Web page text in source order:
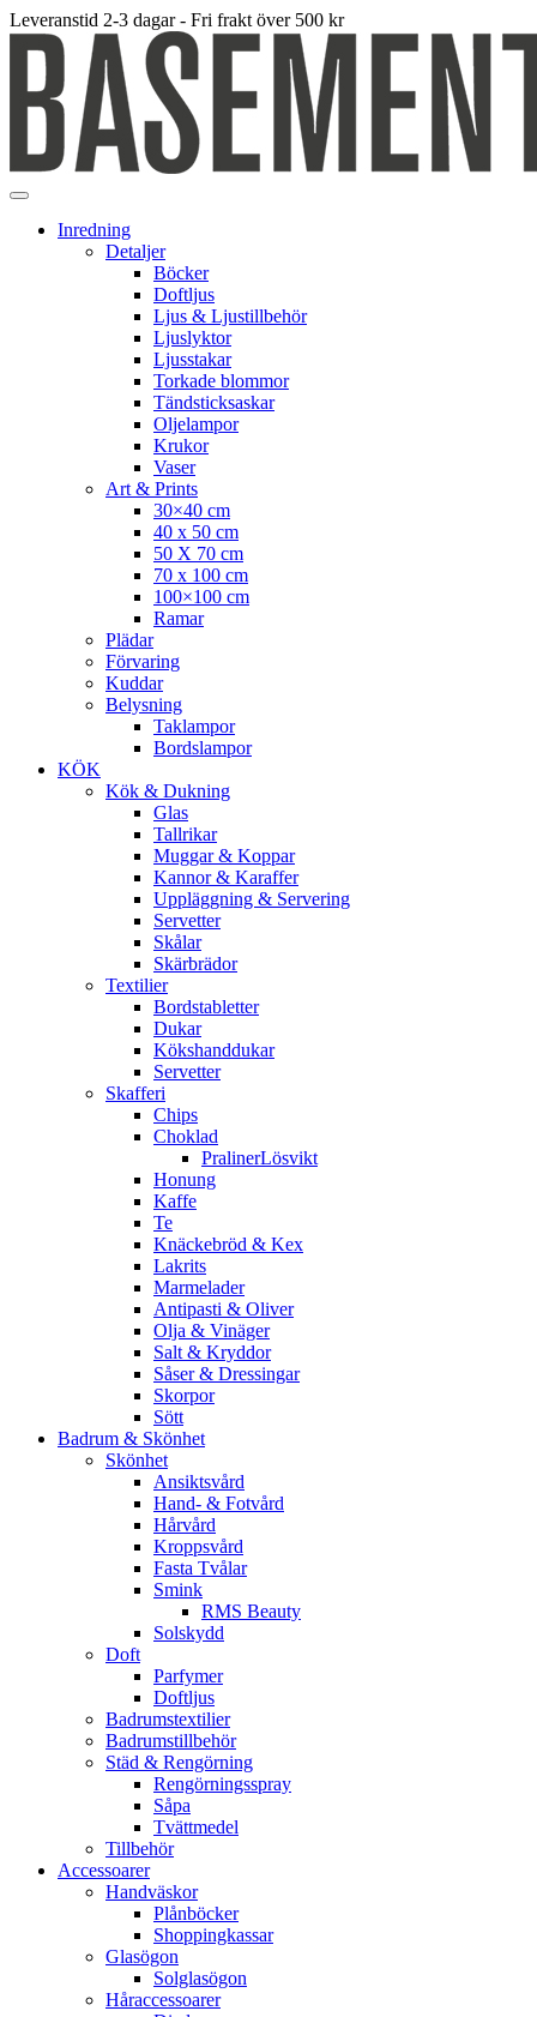
Leveranstid 2-3 dagar - Fri frakt över 500 kr
Inredning
Detaljer
Böcker
Doftljus
Ljus & Ljustillbehör
Ljuslyktor
Ljusstakar
Torkade blommor
Tändsticksaskar
Oljelampor
Krukor
Vaser
Art & Prints
30×40 cm
40 x 50 cm
50 X 70 cm
70 x 100 cm
100×100 cm
Ramar
Plädar
Förvaring
Kuddar
Belysning
Taklampor
Bordslampor
KÖK
Kök & Dukning
Glas
Tallrikar
Muggar & Koppar
Kannor & Karaffer
Uppläggning & Servering
Servetter
Skålar
Skärbrädor
Textilier
Bordstabletter
Dukar
Kökshanddukar
Servetter
Skafferi
Chips
Choklad
PralinerLösvikt
Honung
Kaffe
Te
Knäckebröd & Kex
Lakrits
Marmelader
Antipasti & Oliver
Olja & Vinäger
Salt & Kryddor
Såser & Dressingar
Skorpor
Sött
Badrum & Skönhet
Skönhet
Ansiktsvård
Hand- & Fotvård
Hårvård
Kroppsvård
Fasta Tvålar
Smink
RMS Beauty
Solskydd
Doft
Parfymer
Doftljus
Badrumstextilier
Badrumstillbehör
Städ & Rengörning
Rengörningsspray
Såpa
Tvättmedel
Tillbehör
Accessoarer
Handväskor
Plånböcker
Shoppingkassar
Glasögon
Solglasögon
Håraccessoarer